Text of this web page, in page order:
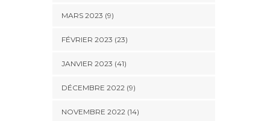
MARS 2023 (9)
FÉVRIER 2023 (23)
JANVIER 2023 (41)
DÉCEMBRE 2022 (9)
NOVEMBRE 2022 (14)